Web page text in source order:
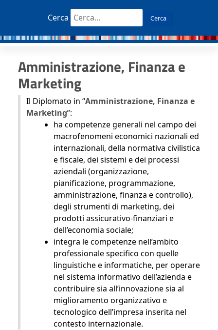
Cerca Cerca
Amministrazione, Finanza e
Marketing
Il Diplomato in “Amministrazione, Finanza e
Marketing”:
ha competenze generali nel campo dei
macrofenomeni economici nazionali ed
internazionali, della normativa civilistica
e fiscale, dei sistemi e dei processi
aziendali (organizzazione,
pianificazione, programmazione,
amministrazione, finanza e controllo),
degli strumenti di marketing, dei
prodotti assicurativo-finanziari e
dell’economia sociale;
integra le competenze nell’ambito
professionale specifico con quelle
linguistiche e informatiche, per operare
nel sistema informativo dell’azienda e
contribuire sia all’innovazione sia al
miglioramento organizzativo e
tecnologico dell’impresa inserita nel
contesto internazionale.